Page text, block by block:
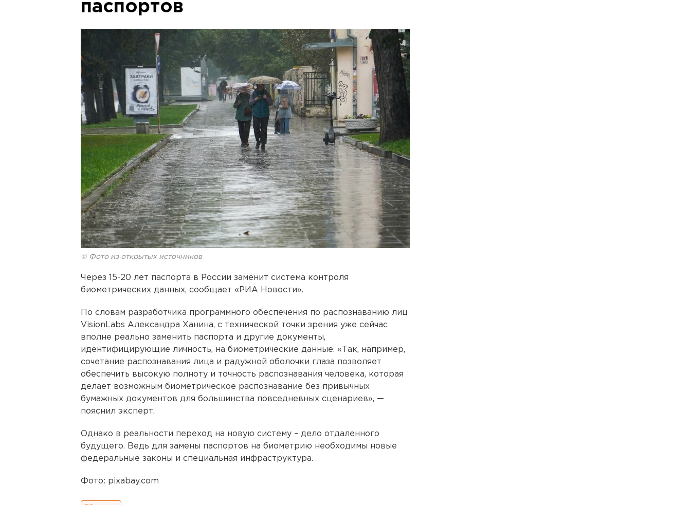
паспортов
© Фото из открытых источников
Через 15-20 лет паспорта в России заменит система контроля
биометрических данных, сообщает «РИА Новости».
По словам разработчика программного обеспечения по распознаванию лиц
VisionLabs Александра Ханина, с технической точки зрения уже сейчас
вполне реально заменить паспорта и другие документы,
идентифицирующие личность, на биометрические данные. «Так, например,
сочетание распознавания лица и радужной оболочки глаза позволяет
обеспечить высокую полноту и точность распознавания человека, которая
делает возможным биометрическое распознавание без привычных
бумажных документов для большинства повседневных сценариев», —
пояснил эксперт.
Однако в реальности переход на новую систему – дело отдаленного
будущего. Ведь для замены паспортов на биометрию необходимы новые
федеральные законы и специальная инфраструктура.
Фото: pixabay.com